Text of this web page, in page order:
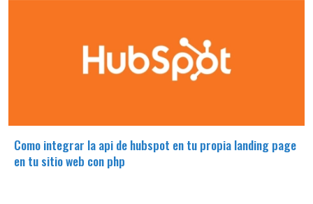
Como integrar la api de hubspot en tu propia landing page
en tu sitio web con php